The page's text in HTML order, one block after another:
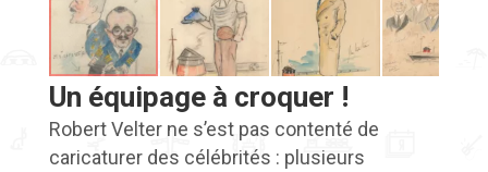
Un équipage à croquer !
Robert Velter ne s’est pas contenté de
caricaturer des célébrités : plusieurs